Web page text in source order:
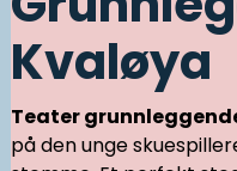
Kvaløya
Teater
på den unge